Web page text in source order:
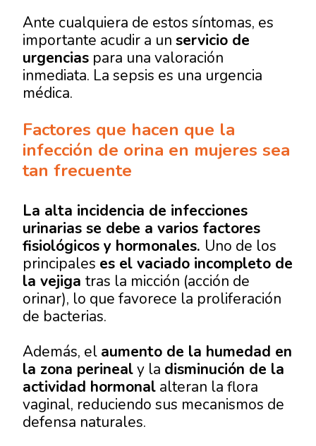
Ante cualquiera de estos síntomas, es
importante acudir a unservicio de
urgencias para una valoración
inmediata. La sepsis es una urgencia
médica.
Factores que hacen que la
infección de orina en mujeres sea
tan frecuente
La alta incidencia de infecciones
urinarias se debe a varios factores
fisiológicos y hormonales. Uno de los
principales es el vaciado incompleto de
la vejigatras la micción (acción de
orinar), lo que favorece la proliferación
de bacterias.
Además, el aumento de la humedad en
la zona perinealy la disminución de la
actividad hormonal alteran la flora
vaginal, reduciendo sus mecanismos de
defensa naturales.